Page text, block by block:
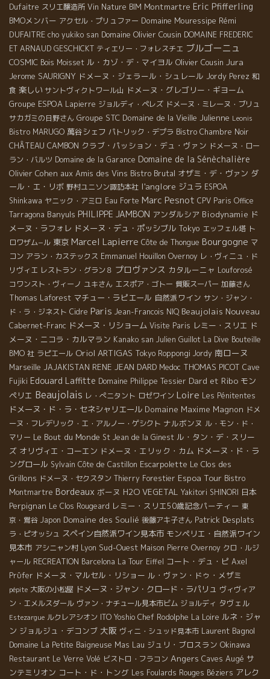
Dufaitre スリエ醸造所 Vin Nature BIM Montmartre Eric Pfifferling
BMOメンバー アクセル・プリュファー Domaine Mouressipe Rémi
DUFAITRE cho yukiko san Domaine Olivier Cousin DOMAINE FREDERIC
ET ARNAUD GESCHICKT ティエリー・フォレスチエ ブルゴーニュ
COSMIC Bois Moisset ル・カゾ・デ・マイヨル Olivier Cousin Jura
Jerome SAURIGNY ドメーヌ・ジェラール・シュレール Jordy Perez 和
食 楽しい サントヴィクトワール山 ドメーヌ・グレゴリー・ギヨーム
Groupe ESPOA Lapierre ジョルディ・ペレズ ドメーヌ・ミレーヌ・ブリュ
サカガミの日野さん Groupe STC Domaine de la Vieille Julienne Leonis
Bistro MARUGO 萬谷シェフ パトリック・デプラ Bistro Chambre Noir
CHÂTEAU CAMBON クラブ・パッション・デュ・ヴァン ドメーヌ・ロー
ラン・バルツ Domaine de la Garance Domaine de la Sénèchalière
Olivier Cohen aux Amis des Vins Bistro Brutal オザミ・デ・ヴァン ダ
ール・エ・リボ 野村ユニソン諏訪本社 l'anglore ジュラ ESPOA
Shinkawa ヤニック・アミロ Eau Forte Marc Pesnot CPV Paris Office
Tarragona Banyuls PHILIPPE JAMBON アンダルシア Biodynamie ド
メーヌ・ラフォレ ドメーヌ・デュ・ポッシブル Tokyo エッフェル塔 ト
ロワザム−ル 東京 Marcel Lapierre Côte de Thongue Bourgogne マ
コン アラン・カステックス Emmanuel Houillon Overnoy レ・ヴィニュ・ド
リヴィエ レストラン・グラン８ プロヴァンス カタルーニャ Louforosé
コワンスト・ヴィーノ ユキさん エスポア・ゴトー 質販スーパー 加藤さん
Thomas Laforest マチュー・ラピエール 自然派ワイン サン・ジャン・
ド・ラ・ジネスト Cidre Paris Jean-Francois NIQ Beaujolais Nouveau
Cabernet-Franc ドメーヌ・リショーム Visite Paris レミー・スリエ ド
メーヌ・ニコラ・カルマラン Kanako san Julien Guillot La Dive Bouteille
BMO 社 ラピエール Oriol ARTIGAS Tokyo Roppongi Jordy 南ローヌ
Marseille JAJAKISTAN RENE JEAN DARD Medoc THOMAS PICOT Cave
Fujiki Edouard Laffitte Domaine Philippe Tessier Dard et Ribo モン
ペリエ Beaujolais レ・ぺニタント ロゼワイン Loire Les Pénitentes
ドメーヌ・ド・ラ・セネシャリエール Domaine Maxime Magnon ドメ
ーヌ・フレデリック・エ・アルノー・ゲシクト ナルボンヌ ル・モン・ド・
マリー Le Bout du Monde St Jean de la Ginest ル・タン・デ・スリー
ズ オリヴィエ・コーエン ドメーヌ・エリック・カム ドメーヌ・ド・ラ
ングロール Sylvain Côte de Castillon Escarpolette Le Clos des
Grillons ドメーヌ・セクスタン Thierry Forestier Espoa Tour Bistro
Montmartre Bordeaux ボーヌ H2O VEGETAL Yakitori SHINORI 日本
Perpignan Le Clos Rougeard レミー・スリエ50歳記念パーティー 東
京・鴬谷 Japon Domaine des Soulié 後藤アキ子さん Patrick Desplats
ラ・ピオッシュ スペイン自然派ワイン見本市 モンペリエ・自然派ワイン
見本市 アシニャン村 Lyon Sud-Ouest Maison Pierre Overnoy クロ・ルジ
ャール RECREATION Barcelona La Tour Eiffel コート・デュ・ピ Axel
Prϋfer ドメーヌ・マルセル・リショー ル・ヴァン・ドゥ・メザミ
pépite 大阪の小松屋 ドメーヌ・ジャン・クロード・ラパリュ ヴィヴィア
ン・エメルスダール ヴァン・ナチュール見本市ビム ジョルディ タヴェル
Estezargue ルクレアシオン ITO Yoshio Chef Rodolphe La Loire ルネ・ジャ
ン ジョルジュ・デコンブ 大阪 ヴィニ・シュッド見本市 Laurent Bagnol
Domaine La Petite Baigneuse Mas Lau ジュリ・ブロスラン Okinawa
Restaurant Le Verre Volé ビストロ・フラコン Angers Caves Augé サ
ンテミリオン コート・ド・トング Les Foulards Rouges Béziers アレク